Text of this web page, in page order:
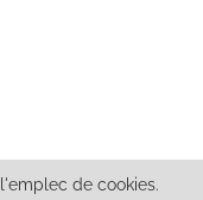
de cookies.